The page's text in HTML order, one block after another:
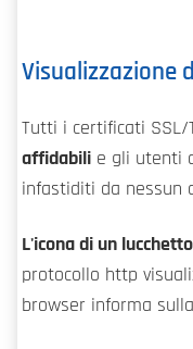
Visualizzazione
Tutti i certificati SSL/
affidabili e gli utenti
infastiditi da nessun
L'icona di un lucchetto
protocollo http
browser informa